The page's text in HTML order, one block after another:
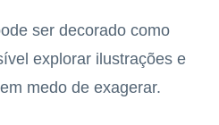
ser decorado como
explorar ilustrações e
medo de exagerar.